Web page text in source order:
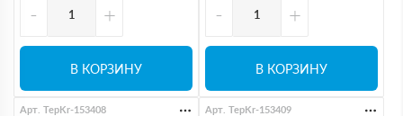
- +
В КОРЗИНУ
- +
В КОРЗИНУ
Арт. TepKr-153408 Арт. TepKr-153409